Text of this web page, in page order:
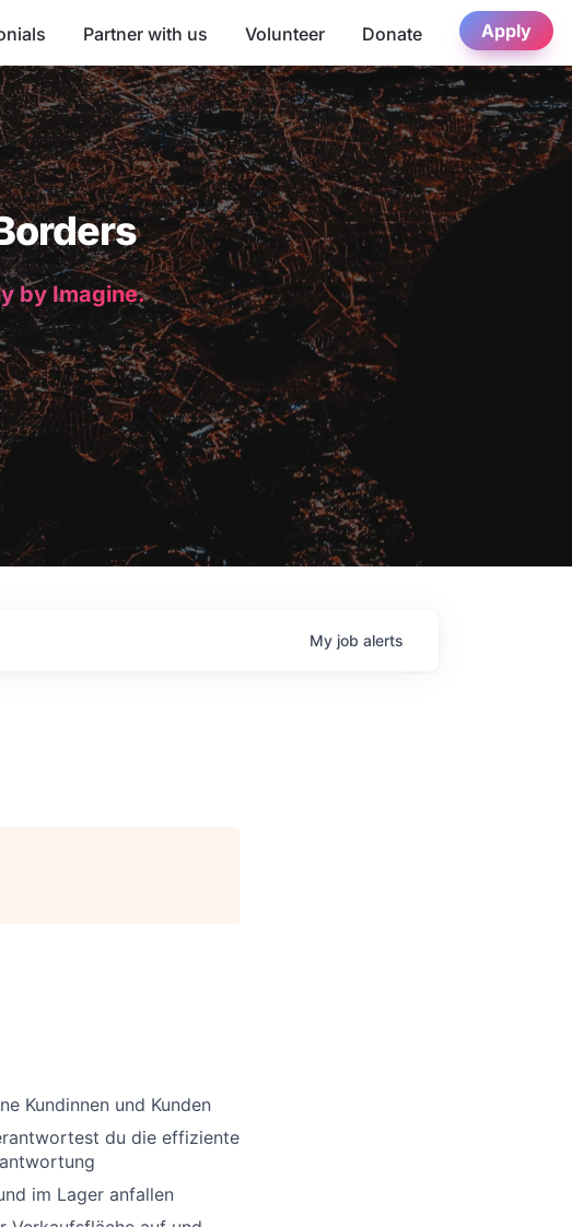
Partner with us Volunteer Donate Apply
by Imagine.
My job alerts
Kundinnen und Kunden
du die effiziente
im Lager anfallen